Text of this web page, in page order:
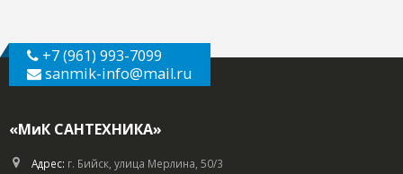
+7 (961) 993-7099
sanmik-info@mail.ru
«МиК САНТЕХНИКА»
Адрес: г. Бийск, улица Мерлина, 50/3